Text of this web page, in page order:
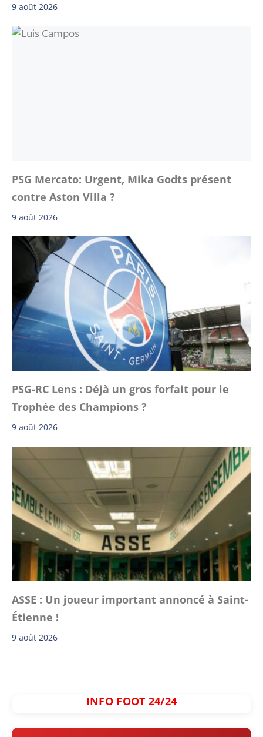
9 août 2026
PSG Mercato: Urgent, Mika Godts présent
contre Aston Villa ?
9 août 2026
PSG-RC Lens : Déjà un gros forfait pour le
Trophée des Champions ?
9 août 2026
ASSE : Un joueur important annoncé à Saint-
Étienne !
9 août 2026
INFO FOOT 24/24